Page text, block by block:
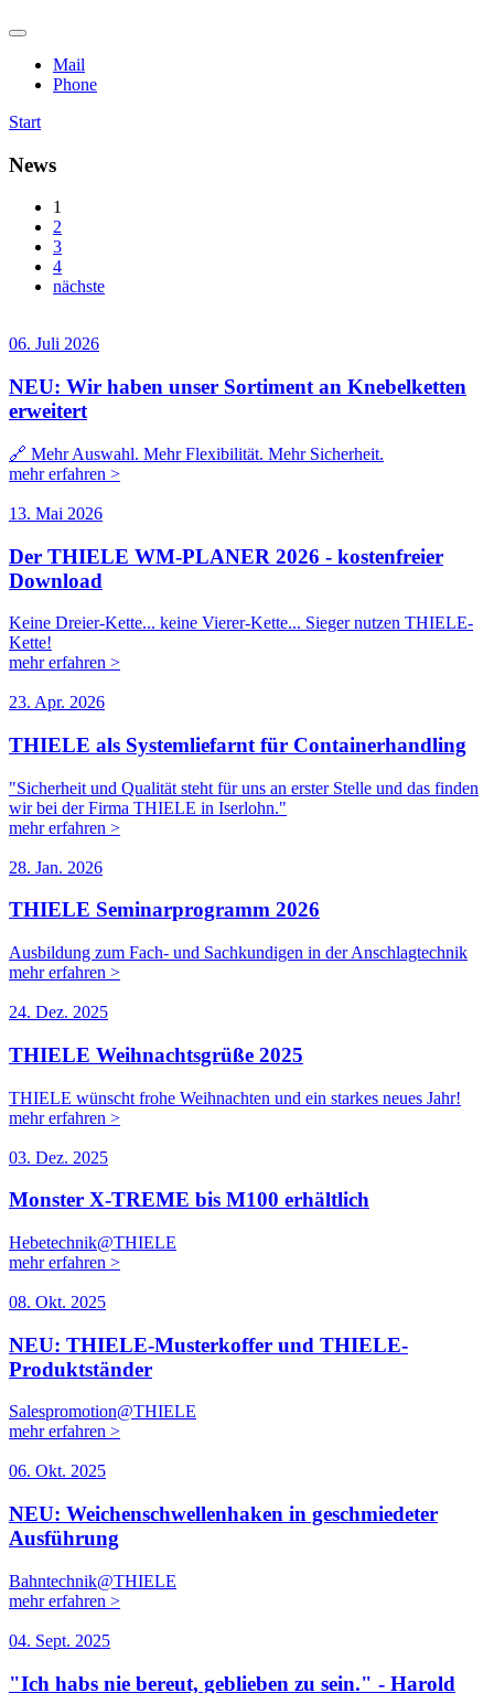
Mail
Phone
Start
News
1
2
3
4
nächste
06. Juli 2026
NEU: Wir haben unser Sortiment an Knebelketten
erweitert
🔗 Mehr Auswahl. Mehr Flexibilität. Mehr Sicherheit.
mehr erfahren >
13. Mai 2026
Der THIELE WM-PLANER 2026 - kostenfreier
Download
Keine Dreier-Kette... keine Vierer-Kette... Sieger nutzen THIELE-
Kette!
mehr erfahren >
23. Apr. 2026
THIELE als Systemliefarnt für Containerhandling
"Sicherheit und Qualität steht für uns an erster Stelle und das finden
wir bei der Firma THIELE in Iserlohn."
mehr erfahren >
28. Jan. 2026
THIELE Seminarprogramm 2026
Ausbildung zum Fach- und Sachkundigen in der Anschlagtechnik
mehr erfahren >
24. Dez. 2025
THIELE Weihnachtsgrüße 2025
THIELE wünscht frohe Weihnachten und ein starkes neues Jahr!
mehr erfahren >
03. Dez. 2025
Monster X-TREME bis M100 erhältlich
Hebetechnik@THIELE
mehr erfahren >
08. Okt. 2025
NEU: THIELE-Musterkoffer und THIELE-
Produktständer
Salespromotion@THIELE
mehr erfahren >
06. Okt. 2025
NEU: Weichenschwellenhaken in geschmiedeter
Ausführung
Bahntechnik@THIELE
mehr erfahren >
04. Sept. 2025
"Ich habs nie bereut, geblieben zu sein." - Harold